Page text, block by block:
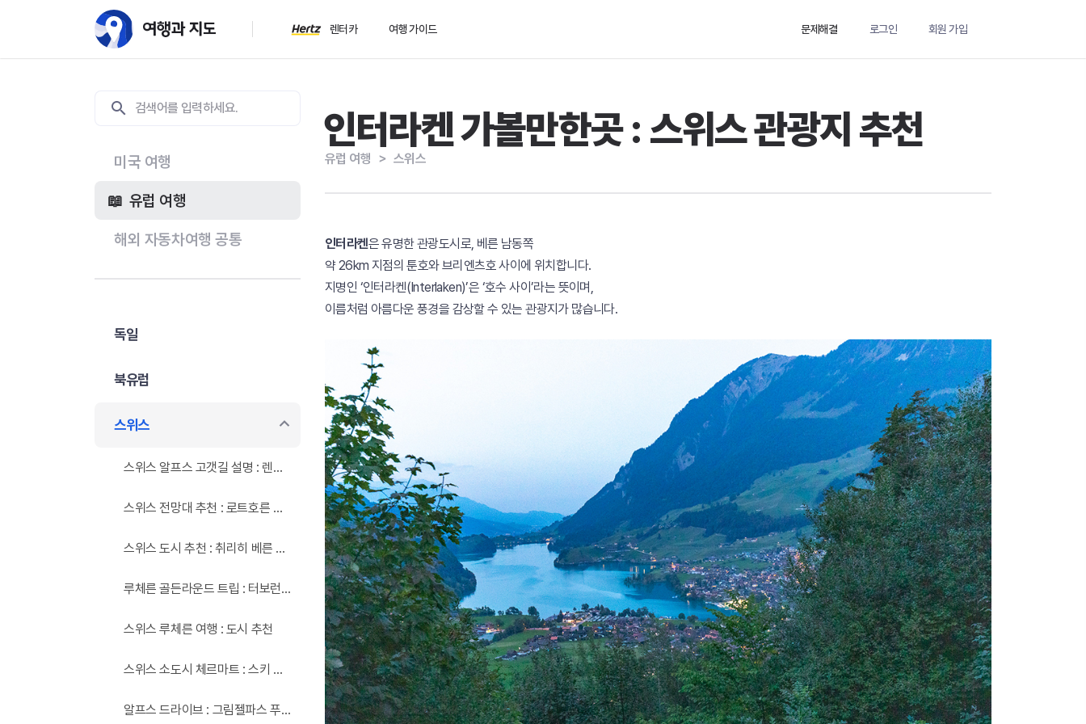
렌터카 여행 가이드 문제해결 로그인 회원 가입
미국 여행
유럽 여행
해외 자동차여행 공통
독일
북유럽
스위스
스위스 알프스 고갯길 설명 : 렌트카 드라이브
스위스 전망대 추천 : 로트호른 체세루크
스위스 도시 추천 : 취리히 베른 수도
루체른 골든라운드 트립 : 터보런 건
스위스 루체른 여행 : 도시 추천
스위스 소도시 체르마트 : 스키 리조트 마테호른 고르너그라트 가격
알프스 드라이브 : 그림젤파스 푸르카파스 수스텐파스 코티나담페조
인터라켄 가볼만한곳 : 스위스 관광지 추천
유럽 여행 ＞ 스위스
인터라켄은 유명한 관광도시로, 베른 남동쪽
약 26km 지점의툰호와브리엔츠호사이에 위치합니다.
지명인 ‘인터라켄(Interlaken)’은 ‘호수 사이’라는 뜻이며,
이름처럼 아름다운 풍경을 감상할 수 있는 관광지가 많습니다.